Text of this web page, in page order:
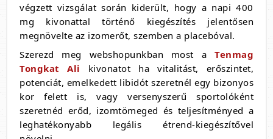
végzett vizsgálat során kiderült, hogy a napi 400
mg kivonattal történő kiegészítés jelentősen
megnövelte az izomerőt, szemben a placebóval.
Szerezd meg webshopunkban most a Tenmag
Tongkat Ali kivonatot ha vitalitást, erőszintet,
potenciát, emelkedett libidót szeretnél egy bizonyos
kor felett is, vagy versenyszerű sportolóként
szeretnéd erőd, izomtömeged és teljesítményed a
leghatékonyabb legális étrend-kiegészítővel